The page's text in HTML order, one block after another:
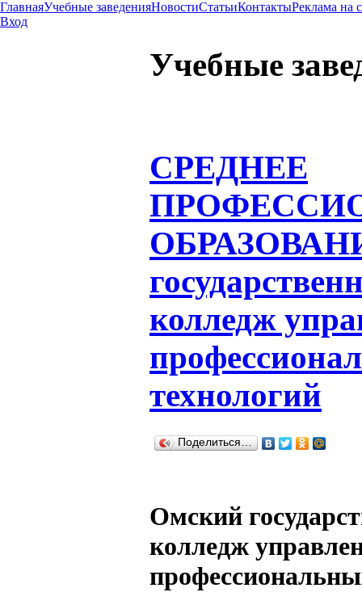
ГлавнаяУчебные заведенияНовостиСтатьиКонтактыРеклама на
Вход
Учебные
СРЕДНЕЕ
колледж
технологий
Поделиться…
Омский
колледж